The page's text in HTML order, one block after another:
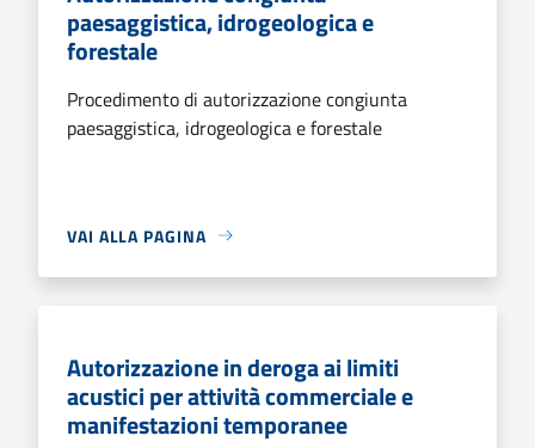
paesaggistica, idrogeologica e
forestale
Procedimento di autorizzazione congiunta
paesaggistica, idrogeologica e forestale
VAI ALLA PAGINA
Autorizzazione in deroga ai limiti
acustici per attività commerciale e
manifestazioni temporanee